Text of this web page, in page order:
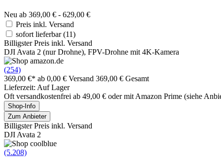
Neu ab 369,00 € - 629,00 €
Preis inkl. Versand
sofort lieferbar(11)
Billigster Preis inkl. Versand
DJI Avata 2 (nur Drohne), FPV-Drohne mit 4K-Kamera
(254)
369,00 €* ab 0,00 € Versand 369,00 € Gesamt
Lieferzeit: Auf Lager
Oft versandkostenfrei ab 49,00 € oder mit Amazon Prime (siehe
Shop-Info
Zum Anbieter
Billigster Preis inkl. Versand
DJI Avata 2
(5.208)